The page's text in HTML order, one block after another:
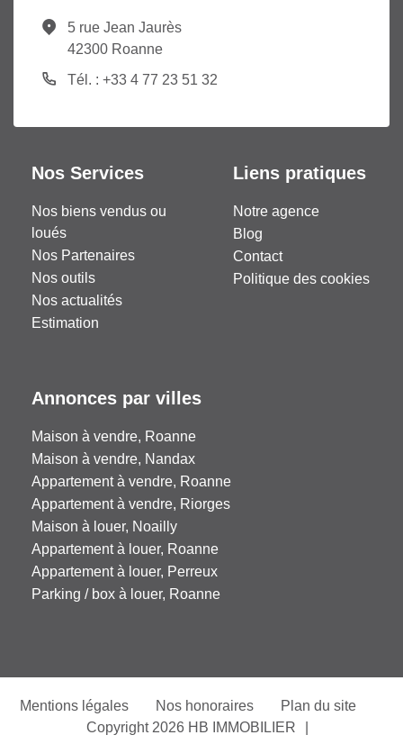
5 rue Jean Jaurès
42300 Roanne
Tél. : +33 4 77 23 51 32
Nos Services
Nos biens vendus ou
loués
Nos Partenaires
Nos outils
Nos actualités
Estimation
Liens pratiques
Notre agence
Blog
Contact
Politique des cookies
Annonces par villes
Maison à vendre, Roanne
Maison à vendre, Nandax
Appartement à vendre, Roanne
Appartement à vendre, Riorges
Maison à louer, Noailly
Appartement à louer, Roanne
Appartement à louer, Perreux
Parking / box à louer, Roanne
Mentions légales Nos honoraires
Plan du site
Copyright 2026 HB IMMOBILIER